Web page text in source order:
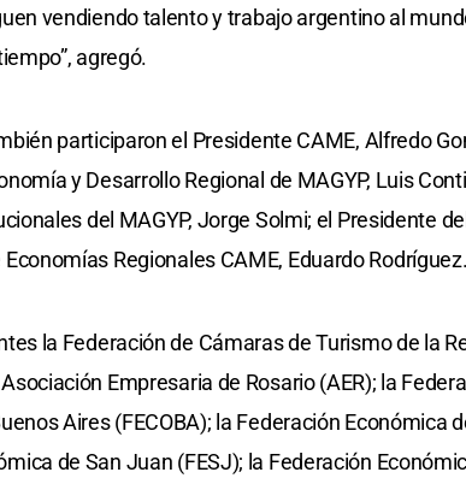
vendiendo talento y trabajo argentino al
agregó.
participaron el Presidente CAME, Alfredo
y Desarrollo Regional de MAGYP, Luis
del MAGYP, Jorge Solmi; el Presidente
Regionales CAME, Eduardo Rodríguez.
la Federación de Cámaras de Turismo de la
Asociación Empresaria de Rosario (AER); la
Aires (FECOBA); la Federación Económica
de San Juan (FESJ); la Federación